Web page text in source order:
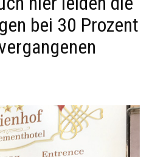
bei 30 Prozent